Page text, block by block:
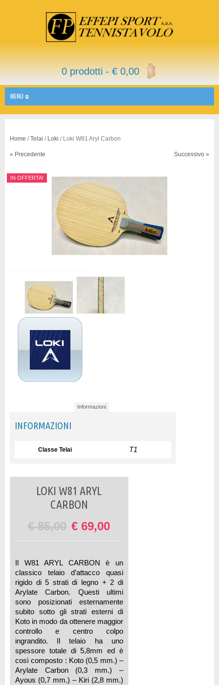
0 prodotti -€0,00
MENU
Home /Telai / Loki / Loki W81 Aryl Carbon
« Precedente Successivo »
IN OFFERTA!
Informazioni
INFORMAZIONI
Classe Telai T1
LOKI W81 ARYL
CARBON
€85,00 € 69,00
Il W81 ARYL CARBON è un
classico telaio d’attacco quasi
rigido di 5 strati di legno + 2 di
Arylate Carbon. Questi ultimi
sono posizionati esternamente
subito sotto gli strati esterni di
Koto in modo da ottenere maggior
controllo e centro colpo
ingrandito. Il telaio ha uno
spessore totale di 5,8mm ed è
così composto : Koto (0,5 mm.) –
Arylate Carbon (0,3 mm.) –
Ayous (0,7 mm.) – Kiri (2,8 mm.)